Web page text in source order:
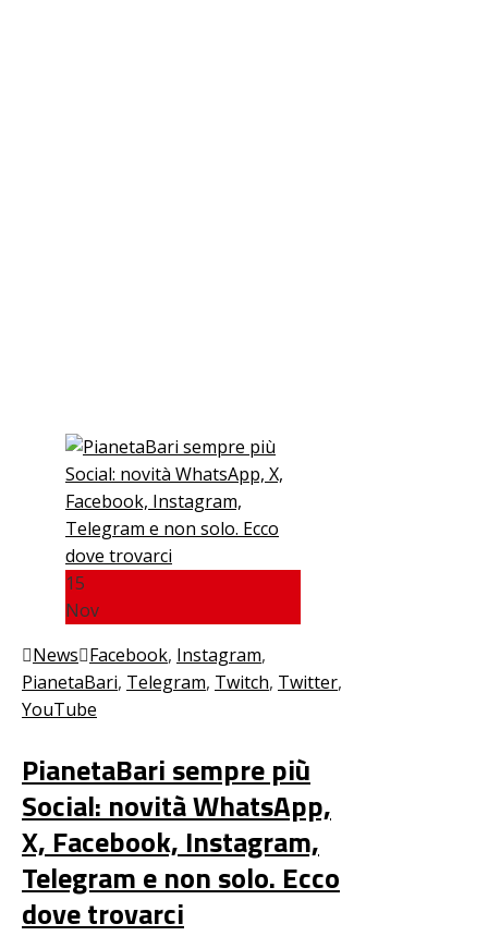
15
Nov
News Facebook, Instagram,
PianetaBari, Telegram, Twitch, Twitter,
YouTube
PianetaBari sempre più
Social: novità WhatsApp,
X, Facebook, Instagram,
Telegram e non solo. Ecco
dove trovarci